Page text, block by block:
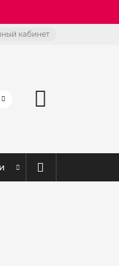
кабинет